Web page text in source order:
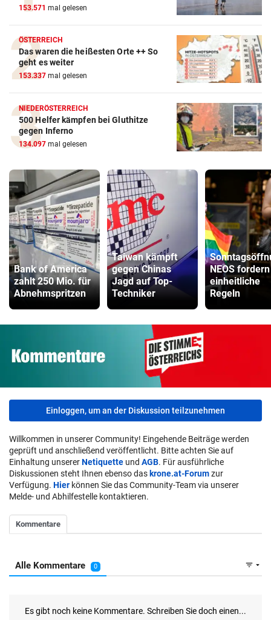
153.571 mal gelesen
ÖSTERREICH
Das waren die heißesten Orte ++ So
geht es weiter
153.337 mal gelesen
NIEDERÖSTERREICH
500 Helfer kämpfen bei Gluthitze
gegen Inferno
134.097 mal gelesen
Bank of America
zahlt 250 Mio. für
Abnehmspritzen
Taiwan kämpft
gegen Chinas
Jagd auf Top-
Techniker
NEOS fordern
einheitliche
Regeln
Einloggen, um an der Diskussion teilzunehmen
Willkommen in unserer Community! Eingehende Beiträge werden
geprüft und anschließend veröffentlicht. Bitte achten Sie auf
Einhaltung unsererNetiquette und AGB. Für ausführliche
Diskussionen steht Ihnen ebenso das krone.at-Forumzur
Verfügung. Hier können Sie das Community-Team via unserer
Melde- und Abhilfestelle kontaktieren.